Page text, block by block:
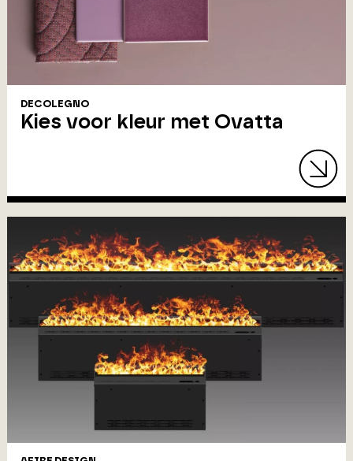
DECOLEGNO
Kies voor kleur met Ovatta